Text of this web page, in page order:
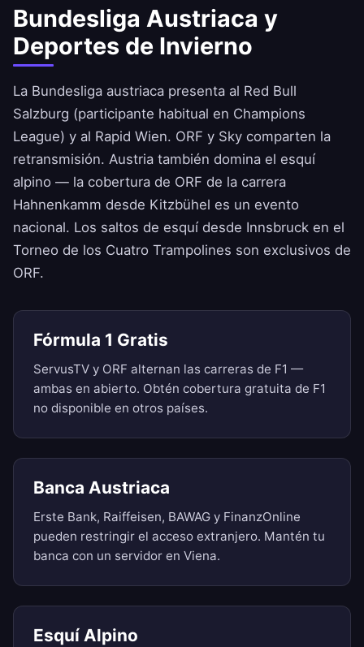
Bundesliga Austriaca y
Deportes de Invierno
La Bundesliga austriaca presenta al Red Bull
Salzburg (participante habitual en Champions
League) y al Rapid Wien. ORF y Sky comparten la
retransmisión. Austria también domina el esquí
alpino — la cobertura de ORF de la carrera
Hahnenkamm desde Kitzbühel es un evento
nacional. Los saltos de esquí desde Innsbruck en el
Torneo de los Cuatro Trampolines son exclusivos de
ORF.
Fórmula 1 Gratis
ServusTV y ORF alternan las carreras de F1 —
ambas en abierto. Obtén cobertura gratuita de F1
no disponible en otros países.
Banca Austriaca
Erste Bank, Raiffeisen, BAWAG y FinanzOnline
pueden restringir el acceso extranjero. Mantén tu
banca con un servidor en Viena.
Esquí Alpino